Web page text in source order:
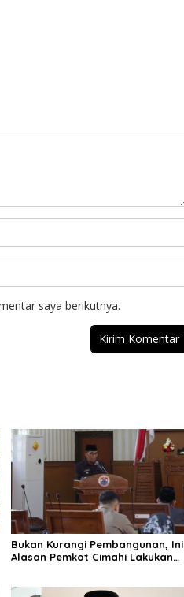
saya berikutnya.
Bukan Kurangi Pembangunan, Ini
Alasan Pemkot Cimahi Lakukan